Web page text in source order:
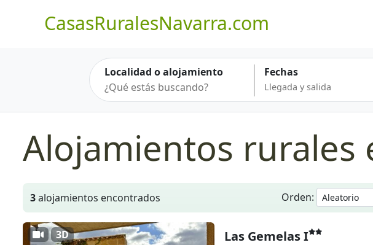
CasasRuralesNavarra.com
Localidad o alojamiento Fechas
Alojamientos rurales
3alojamientos encontrados Orden:
3D Las Gemelas I